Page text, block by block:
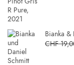
Bianka
CHF